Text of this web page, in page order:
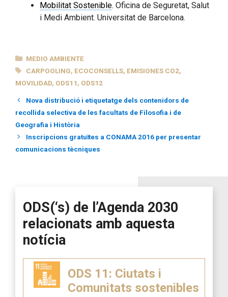
Mobilitat Sostenible. Oficina de Seguretat, Salut
i Medi Ambient. Universitat de Barcelona.
CATEGORÍAS
MEDIO AMBIENTE
ETIQUETAS
CARPOOLING, ECOCONSELLS, EMISIONES CO2,
MOVILIDAD, ODS11, ODS12
Nova distribució i etiquetatge dels contenidors de
recollida selectiva de les facultats de Filosofia i de
Geografia i Història
Inscripcions gratuïtes a CONAMA 2016 per presentar
comunicacions tècniques
ODS(‘s) de l’Agenda 2030
relacionats amb aquesta
notícia
ODS 11: Ciutats i
Comunitats sostenibles